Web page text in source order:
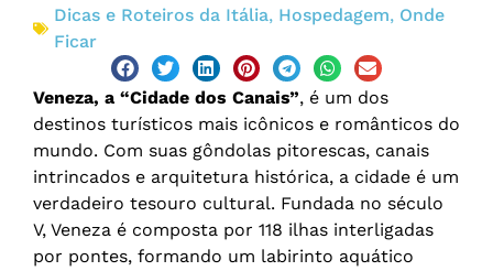
Dicas e Roteiros da Itália, Hospedagem, Onde
Ficar
Veneza, a “Cidade dos Canais”, é um dos
destinos turísticos mais icônicos e românticos do
mundo. Com suas gôndolas pitorescas, canais
intrincados e arquitetura histórica, a cidade é um
verdadeiro tesouro cultural. Fundada no século
V, Veneza é composta por 118 ilhas interligadas
por pontes, formando um labirinto aquático